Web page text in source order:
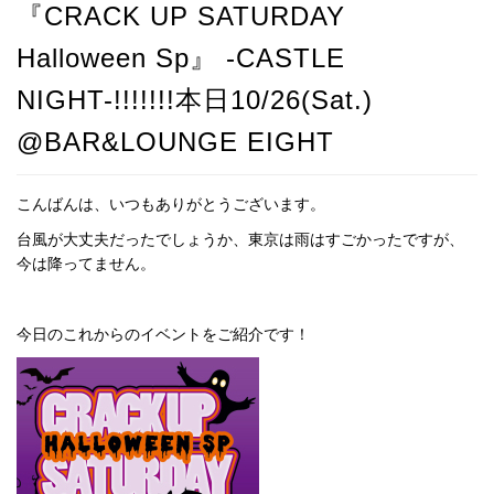
『CRACK UP SATURDAY
Halloween Sp』 -CASTLE
NIGHT-!!!!!!!本日10/26(Sat.)
@BAR&LOUNGE EIGHT
こんばんは、いつもありがとうございます。
台風が大丈夫だったでしょうか、東京は雨はすごかったですが、
今は降ってません。
今日のこれからのイベントをご紹介です！